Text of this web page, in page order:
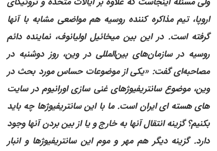
اروپا، تیم مذاکره کننده روسیه هم مواضعی مشابه با آنها
گرفته است. در این بین میخائیل اولیانوف، نماینده دائم
روسیه در سازمان‌های بین‌المللی در وین، روز دوشنبه در
مصاحبه‌ای گفت: «یکی از موضوعات حساس مورد بحث در
وین، موضوع سانتریفیوژهای غنی سازی اورانیوم در سایت
های هسته ای ایران است. ما با این سانتریفیوژها چه باید
بکنیم؟ گزینه انتقال آنها به خارج و یا از بین بردن آنها وجود
دارد. گزینه دیگر هم مهر و موم این سانتریفیوژها و انبار